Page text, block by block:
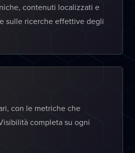
contenuti localizzati e
sulle ricerche effettive degli
con le metriche che
completa su ogni